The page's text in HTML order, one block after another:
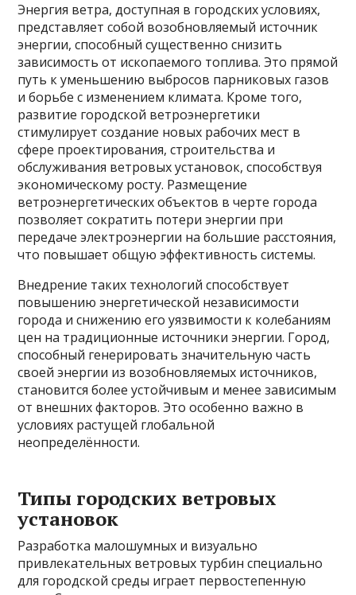
Энергия ветра, доступная в городских условиях,
представляет собой возобновляемый источник
энергии, способный существенно снизить
зависимость от ископаемого топлива. Это прямой
путь к уменьшению выбросов парниковых газов
и борьбе с изменением климата. Кроме того,
развитие городской ветроэнергетики
стимулирует создание новых рабочих мест в
сфере проектирования, строительства и
обслуживания ветровых установок, способствуя
экономическому росту. Размещение
ветроэнергетических объектов в черте города
позволяет сократить потери энергии при
передаче электроэнергии на большие расстояния,
что повышает общую эффективность системы.
Внедрение таких технологий способствует
повышению энергетической независимости
города и снижению его уязвимости к колебаниям
цен на традиционные источники энергии. Город,
способный генерировать значительную часть
своей энергии из возобновляемых источников,
становится более устойчивым и менее зависимым
от внешних факторов. Это особенно важно в
условиях растущей глобальной
неопределённости.
Типы городских ветровых
установок
Разработка малошумных и визуально
привлекательных ветровых турбин специально
для городской среды играет первостепенную